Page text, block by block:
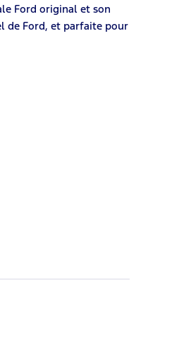
Ford original et son
de Ford, et parfaite pour